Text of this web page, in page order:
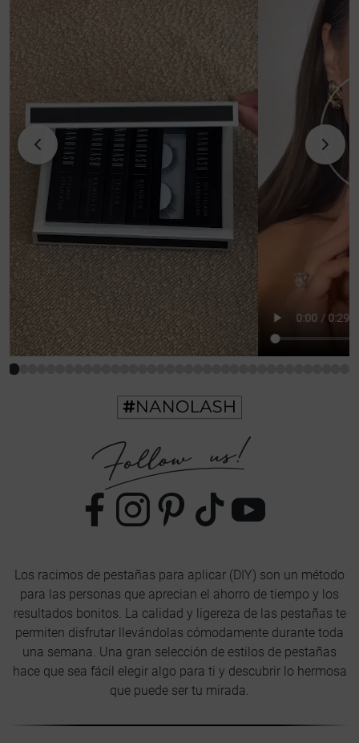
Los racimos de pestañas para aplicar (DIY) son un método
para las personas que aprecian el ahorro de tiempo y los
resultados bonitos. La calidad y ligereza de las pestañas te
permiten disfrutar llevándolas cómodamente durante toda
una semana. Una gran selección de estilos de pestañas
hace que sea fácil elegir algo para ti y descubrir lo hermosa
que puede ser tu mirada.